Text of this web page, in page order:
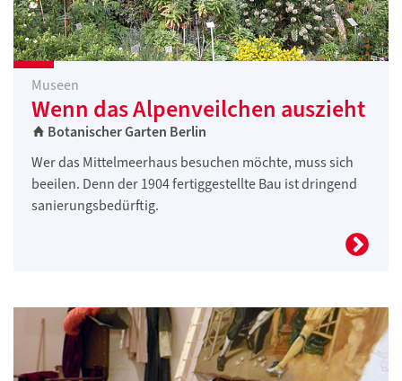
Museen
Wenn das Alpenveilchen auszieht
Botanischer Garten Berlin
Wer das Mittelmeerhaus besuchen möchte, muss sich
beeilen. Denn der 1904 fertiggestellte Bau ist dringend
sanierungsbedürftig.